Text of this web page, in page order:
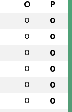
O P
0 0
0 0
0 0
0 0
0 0
0 0